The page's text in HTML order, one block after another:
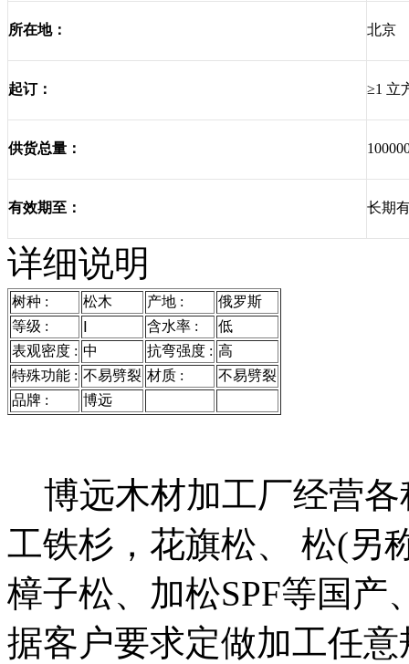
所在地： 北京
起订： ≥1 立
供货总量：
有效期至： 长期
详细说明
树种 : 松木 产地 :
俄罗斯
等级 :
含水率 :
低
表观密度 : 中 抗弯强度 : 高
特殊功能 : 不易劈裂 材质 :
不易劈裂
品牌 :
博远
博远木材加工厂经营各
工铁杉，花旗松、 松(另
樟子松、加松SPF等国
据客户要求定做加工任